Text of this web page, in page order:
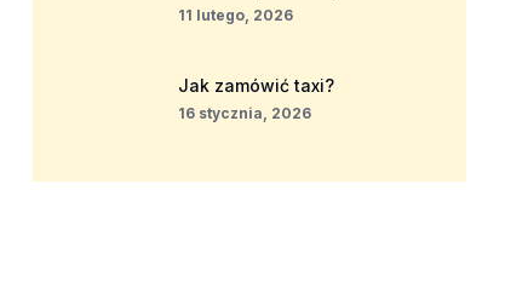
11 lutego, 2026
Jak zamówić taxi?
16 stycznia, 2026